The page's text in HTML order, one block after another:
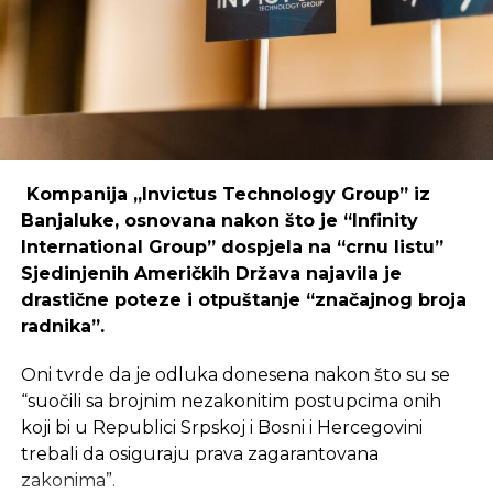
regijama koje nisu urbani centri, ali zahtijeva
podršku i ulaganja koja će omogućiti dugoročnu
održivost ovakvih inicijativa.
Ulaganje u coworking prostor u Čapljini moglo bi
postati ključan korak prema stvaranju napredne
poslovne klime, privlačenju novih profesionalaca te
nove projekte i lokalnu ekonomiju.
Kompanija „Invictus Technology Group” iz
Banjaluke, osnovana nakon što je “Infinity
International Group” dospjela na “crnu listu”
Sjedinjenih Američkih Država najavila je
drastične poteze i otpuštanje “značajnog broja
radnika”.
Oni tvrde da je odluka donesena nakon što su se
“suočili sa brojnim nezakonitim postupcima onih
koji bi u Republici Srpskoj i Bosni i Hercegovini
trebali da osiguraju prava zagarantovana
zakonima”.